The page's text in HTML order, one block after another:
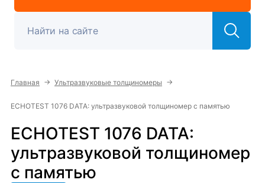
Главная → Ультразвуковые толщиномеры →
ECHOTEST 1076 DATA: ультразвуковой толщиномер с памятью
ECHOTEST 1076 DATA:
ультразвуковой толщиномер
с памятью